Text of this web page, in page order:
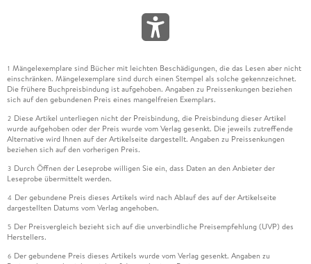
1 Mängelexemplare sind Bücher mit leichten Beschädigungen, die das Lesen aber nicht
einschränken. Mängelexemplare sind durch einen Stempel als solche gekennzeichnet.
Die frühere Buchpreisbindung ist aufgehoben. Angaben zu Preissenkungen beziehen
sich auf den gebundenen Preis eines mangelfreien Exemplars.
2 Diese Artikel unterliegen nicht der Preisbindung, die Preisbindung dieser Artikel
wurde aufgehoben oder der Preis wurde vom Verlag gesenkt. Die jeweils zutreffende
Alternative wird Ihnen auf der Artikelseite dargestellt. Angaben zu Preissenkungen
beziehen sich auf den vorherigen Preis.
3 Durch Öffnen der Leseprobe willigen Sie ein, dass Daten an den Anbieter der
Leseprobe übermittelt werden.
4 Der gebundene Preis dieses Artikels wird nach Ablauf des auf der Artikelseite
dargestellten Datums vom Verlag angehoben.
5 Der Preisvergleich bezieht sich auf die unverbindliche Preisempfehlung (UVP) des
Herstellers.
6 Der gebundene Preis dieses Artikels wurde vom Verlag gesenkt. Angaben zu